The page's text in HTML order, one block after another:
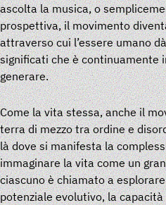
ascolta la musica, o
prospettiva, il movimento
attraverso cui l’essere umano
significati che è continuamente
generare.
Come la vita stessa, anche il
terra di mezzo tra ordine e
là dove si manifesta la
immaginare la vita come un
ciascuno è chiamato a
potenziale evolutivo, la